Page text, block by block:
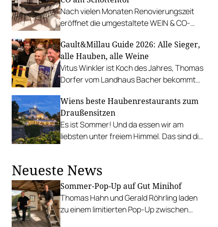
Nach vielen Monaten Renovierungszeit
eröffnet die umgestaltete WEIN & CO-
Pforten.
Gault&Millau Guide 2026: Alle Sieger,
alle Hauben, alle Weine
Vitus Winkler ist Koch des Jahres, Thomas
Dorfer vom Landhaus Bacher bekommt
Wein des Jahres, und vieles vieles mehr!
Wiens beste Haubenrestaurants zum
Draußensitzen
Es ist Sommer! Und da essen wir am
liebsten unter freiem Himmel. Das sind die
Neueste News
Sommer-Pop-Up auf Gut Minihof
Thomas Hahn und Gerald Röhrling laden
zu einem limitierten Pop-Up zwischen